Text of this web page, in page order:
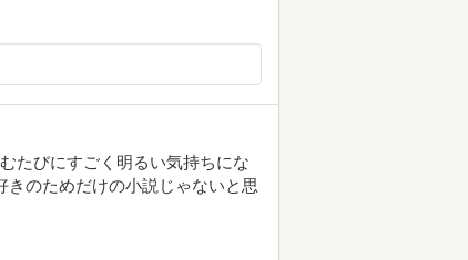
たびにすごく明るい気持ちにな
のためだけの小説じゃないと思